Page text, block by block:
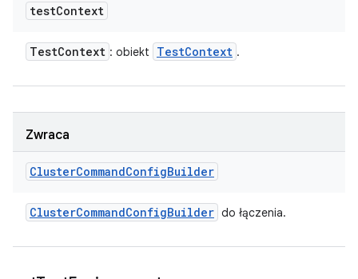
testContext
TestContext : obiekt TestContext .
Zwraca
ClusterCommandConfigBuilder
ClusterCommandConfigBuilder do łączenia.